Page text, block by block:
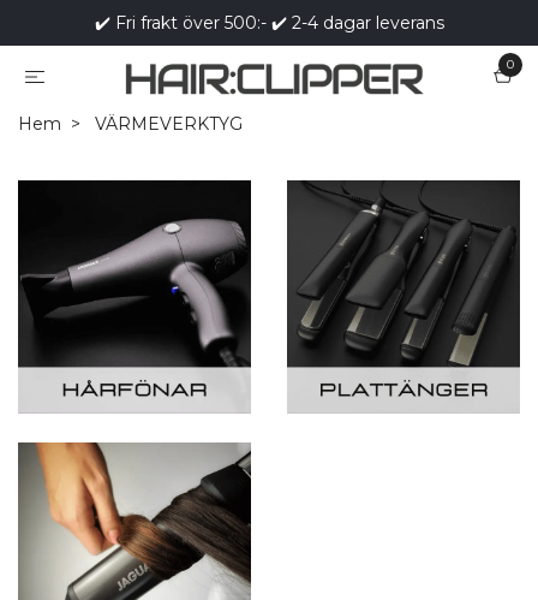
✔️ Fri frakt över 500:- ✔️ 2-4 dagar leverans
0
Hem VÄRMEVERKTYG